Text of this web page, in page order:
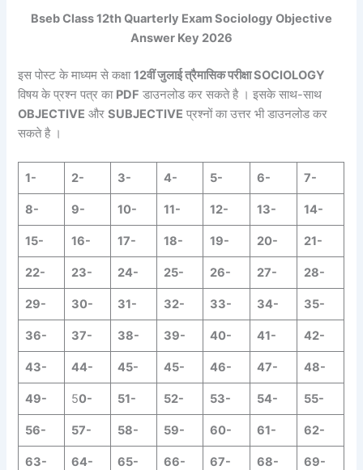
Bseb Class 12th Quarterly Exam Sociology Objective
Answer Key 2026
इस पोस्ट के माध्यम से कक्षा12वीं जुलाई त्रैमासिक परीक्षा SOCIOLOGY
विषय के प्रश्न पत्र का PDF डाउनलोड कर सकते है । इसके साथ-साथ
OBJECTIVE औरSUBJECTIVE प्रश्नों का उत्तर भी डाउनलोड कर
सकते है ।
1- 2- 3- 4- 5- 6- 7-
8- 9- 10- 11- 12- 13- 14-
15- 16- 17- 18- 19- 20- 21-
22- 23- 24- 25- 26- 27- 28-
29- 30- 31- 32- 33- 34- 35-
36- 37- 38- 39- 40- 41- 42-
43- 44- 45- 45- 46- 47- 48-
49- 50- 51- 52- 53- 54- 55-
56- 57- 58- 59- 60- 61- 62-
63- 64- 65- 66- 67- 68- 69-